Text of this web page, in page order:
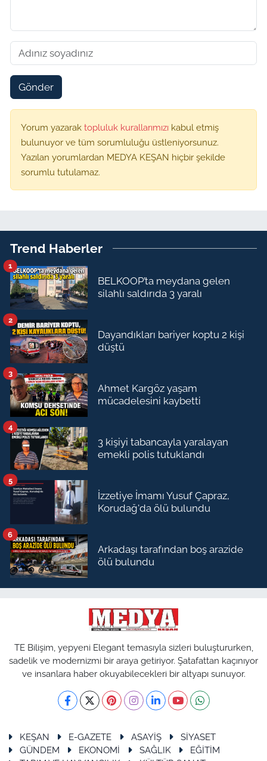
Gönder
Yorum yazarak topluluk kurallarımızı kabul etmiş
bulunuyor ve tüm sorumluluğu üstleniyorsunuz.
Yazılan yorumlardan MEDYA KEŞAN hiçbir şekilde
sorumlu tutulamaz.
Trend Haberler
BELKOOP’ta meydana gelen
silahlı saldırıda 3 yaralı
1
Dayandıkları bariyer koptu 2 kişi
düştü
2
Ahmet Kargöz yaşam
mücadelesini kaybetti
3
3 kişiyi tabancayla yaralayan
emekli polis tutuklandı
4
İzzetiye İmamı Yusuf Çapraz,
Korudağ'da ölü bulundu
5
Arkadaşı tarafından boş arazide
ölü bulundu
6
TE Bilişim, yepyeni Elegant temasıyla sizleri buluştururken,
sadelik ve modernizmi bir araya getiriyor. Şatafattan kaçınıyor
ve insanlara haber okuyabilecekleri bir altyapı sunuyor.
KEŞAN E-GAZETE ASAYİŞ
SİYASET
GÜNDEM
EKONOMİ SAĞLIK
EĞİTİM